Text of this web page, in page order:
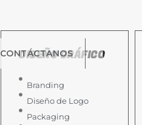
CONTÁCTANOS
DISEÑO GRÁFICO
Branding
Diseño de Logo
Packaging